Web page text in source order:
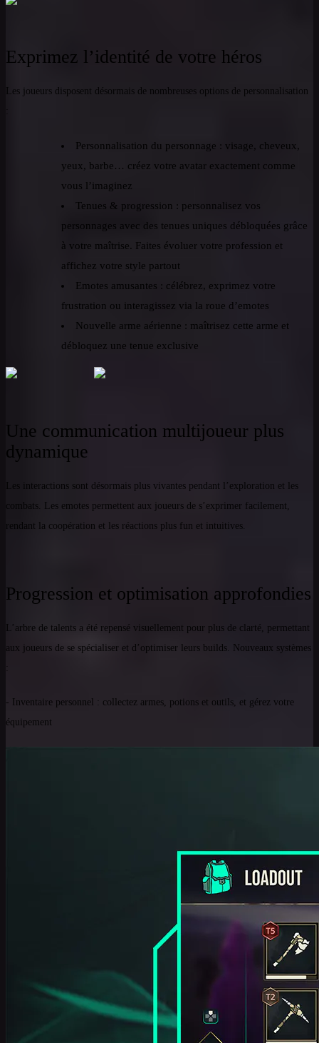
Exprimez l’identité de votre héros
Les joueurs disposent désormais de nombreuses options de personnalisation
Personnalisation du personnage : visage, cheveux,
yeux, barbe… créez votre avatar exactement comme
vous l’imaginez
Tenues & progression : personnalisez vos
personnages avec des tenues uniques débloquées grâce
à votre maîtrise. Faites évoluer votre profession et
affichez votre style partout
Emotes amusantes : célébrez, exprimez votre
frustration ou interagissez via la roue d’emotes
Nouvelle arme aérienne : maîtrisez cette arme et
débloquez une tenue exclusive
Une communication multijoueur plus
dynamique
Les interactions sont désormais plus vivantes pendant l’exploration et les
combats. Les emotes permettent aux joueurs de s’exprimer facilement,
rendant la coopération et les réactions plus fun et intuitives.
Progression et optimisation approfondies
L’arbre de talents a été repensé visuellement pour plus de clarté, permettant
aux joueurs de se spécialiser et d’optimiser leurs builds. Nouveaux systèmes
- Inventaire personnel : collectez armes, potions et outils, et gérez votre
équipement